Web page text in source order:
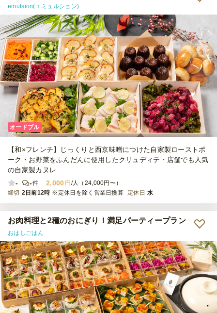
emulsion(エミュルション)
オードブル
【和×フレンチ】じっくりと西京味噌につけた自家製ローストポ
ーク・お野菜をふんだんに使用したクリュディテ・店舗でも人気
の自家製カヌレ
-
-件 2,000 円 /人（24,000円〜）
締切 2日前12時 ※定休日を除く営業日換算 定休日 水
お肉料理と2種のおにぎり！満足パーティープラン
おはしごはん